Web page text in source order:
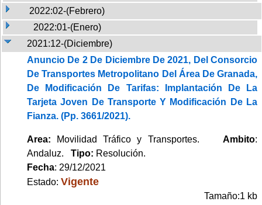
2022:02-(Febrero)
2022:01-(Enero)
2021:12-(Diciembre)
Anuncio De 2 De Diciembre De 2021, Del Consorcio
De Transportes Metropolitano Del Área De Granada,
De Modificación De Tarifas: Implantación De La
Tarjeta Joven De Transporte Y Modificación De La
Fianza. (Pp. 3661/2021).
Area: Movilidad Tráfico y Transportes. Ambito:
Andaluz. Tipo: Resolución.
Fecha: 29/12/2021
Estado: Vigente
Tamaño:1 kb